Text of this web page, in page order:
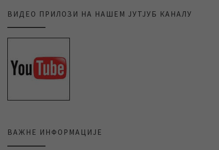
ВИДЕО ПРИЛОЗИ НА НАШЕМ ЈУТЈУБ КАНАЛУ
ВАЖНЕ ИНФОРМАЦИЈЕ